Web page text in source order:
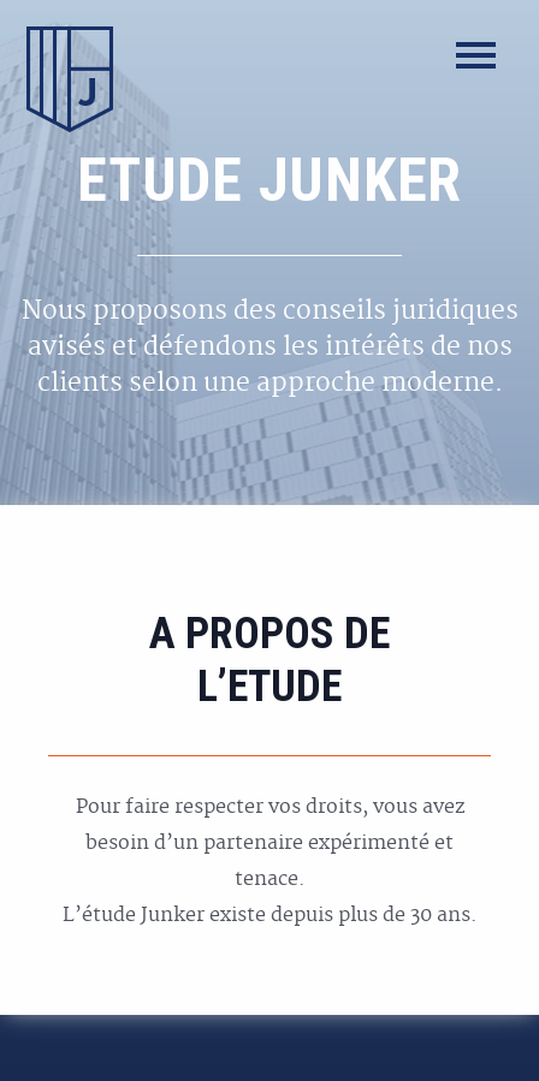
ETUDE JUNKER
Nous proposons des conseils juridiques
avisés et défendons les intérêts de nos
clients selon une approche moderne.
A PROPOS DE
L’ETUDE
Pour faire respecter vos droits, vous avez
besoin d’un partenaire expérimenté et
tenace.
L’étude Junker existe depuis plus de 30 ans.